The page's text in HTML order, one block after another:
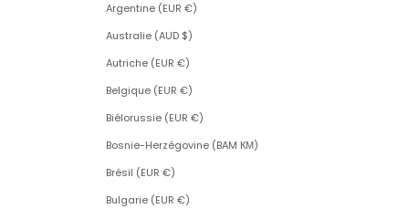
Argentine (EUR €)
Australie (AUD $)
Autriche (EUR €)
Belgique (EUR €)
Biélorussie (EUR €)
Bosnie-Herzégovine (BAM КМ)
Brésil (EUR €)
Bulgarie (EUR €)